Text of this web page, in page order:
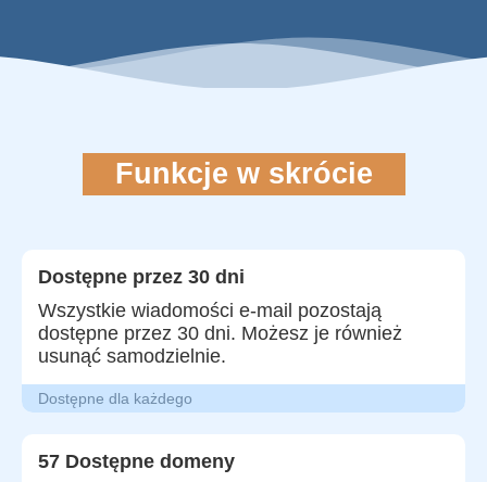
Funkcje w skrócie
Dostępne przez 30 dni
Wszystkie wiadomości e-mail pozostają
dostępne przez 30 dni. Możesz je również
usunąć samodzielnie.
Dostępne dla każdego
57 Dostępne domeny